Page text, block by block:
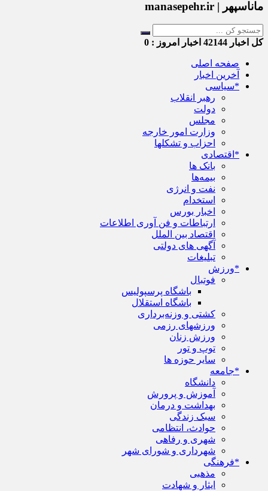
ماناسپهر | manasepehr.ir
کل اخبار اخبار امروز : 0
صفحه اصلی
آخرین اخبار
*سیاسی
رهبر انقلاب
دولت
مجلس
وزارت امور خارجه
احزاب و تشکلها
*اقتصادی
بانک ها
بیمه‌ها
نفت و انرژی
استخدام
اخبار بورس
ارتباطات و فن آوری اطلاعات
اقتصاد بین الملل
آگهی های دولتی
تبلیغات
*ورزش
فوتبال
باشگاه پرسپولیس
باشگاه استقلال
کشتی و وزنه‌برداری
ورزشهای رزمی
ورزش زنان
توپ و تور
سایر حوزه ها
*جامعه
دانشگاه
آموزش و پرورش
بهداشت و درمان
سبک زندگی
حوادث، انتظامی
شهری و رفاهی
شهرداری و شورای شهر
*فرهنگی
مذهبی
ایثار و شهادت